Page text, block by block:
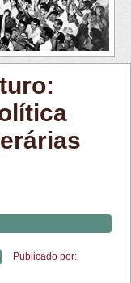
Publicado por: